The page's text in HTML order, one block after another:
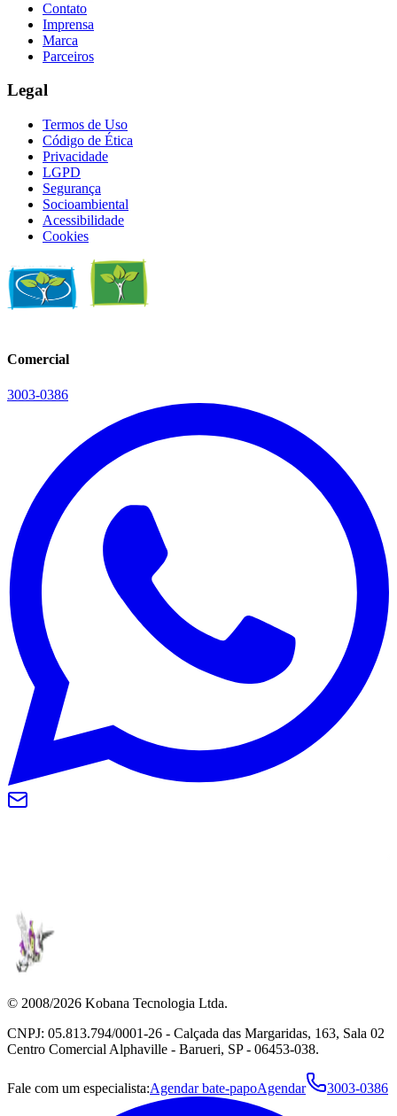
Contato
Imprensa
Marca
Parceiros
Legal
Termos de Uso
Código de Ética
Privacidade
LGPD
Segurança
Socioambiental
Acessibilidade
Cookies
Comercial
3003-0386
© 2008/2026 Kobana Tecnologia Ltda.
CNPJ: 05.813.794/0001-26 - Calçada das Margaridas, 163, Sala 02
Centro Comercial Alphaville - Barueri, SP - 06453-038.
Fale com um especialista:Agendar bate-papoAgendar 3003-0386